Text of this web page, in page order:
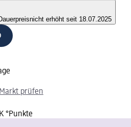
nicht erhöht seit 18.07.2025
prüfen
°Punkte